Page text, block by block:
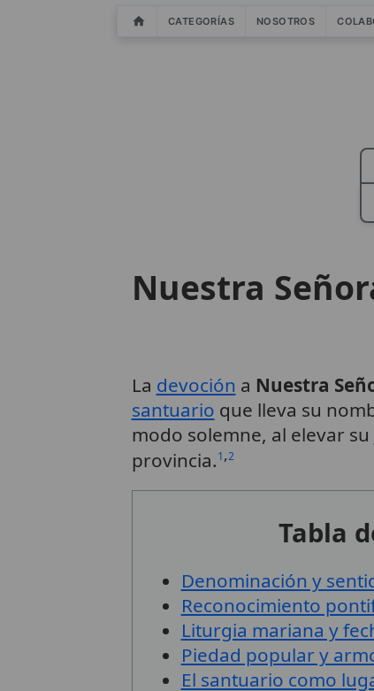
CATEGORÍAS NOSOTROS
Nuestra
La devoción a Nuestra
santuario que lleva su
modo solemne, al elevar su
provincia.1,2
Tabla
Denominación y
Reconocimiento
Liturgia mariana y
Piedad popular y
El santuario como